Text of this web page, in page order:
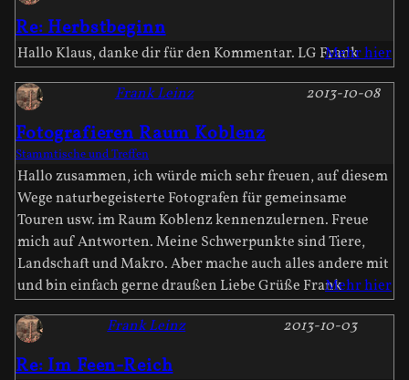
Re: Herbstbeginn
Hallo Klaus, danke dir für den Kommentar. LG FrankMehr hier
Fotografieren Raum Koblenz
2013-10-08
Frank Leinz
Stammtische und Treffen
Hallo zusammen, ich würde mich sehr freuen, auf diesem
Wege naturbegeisterte Fotografen für gemeinsame
Touren usw. im Raum Koblenz kennenzulernen. Freue
mich auf Antworten. Meine Schwerpunkte sind Tiere,
Landschaft und Makro. Aber mache auch alles andere mit
und bin einfach gerne draußen Liebe Grüße FrankMehr hier
Re: Im Feen-Reich
2013-10-03
Frank Leinz